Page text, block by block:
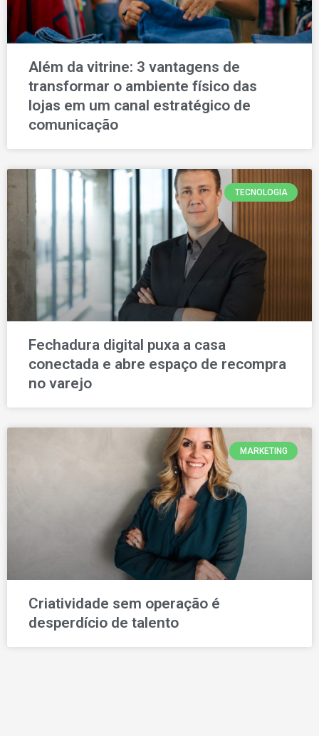
Além da vitrine: 3 vantagens de
transformar o ambiente físico das
lojas em um canal estratégico de
comunicação
TECNOLOGIA
Fechadura digital puxa a casa
conectada e abre espaço de recompra
no varejo
MARKETING
Criatividade sem operação é
desperdício de talento